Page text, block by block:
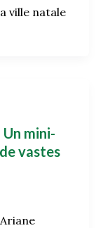
ville natale
mini-
vastes